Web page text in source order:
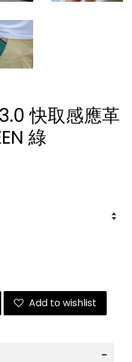
快取感應革
綠
Add to wishlist